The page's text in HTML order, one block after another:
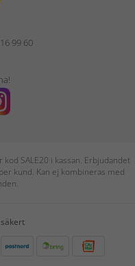
99 60
SALE20 i kassan. Erbjudandet
kund. Kan ej kombineras med